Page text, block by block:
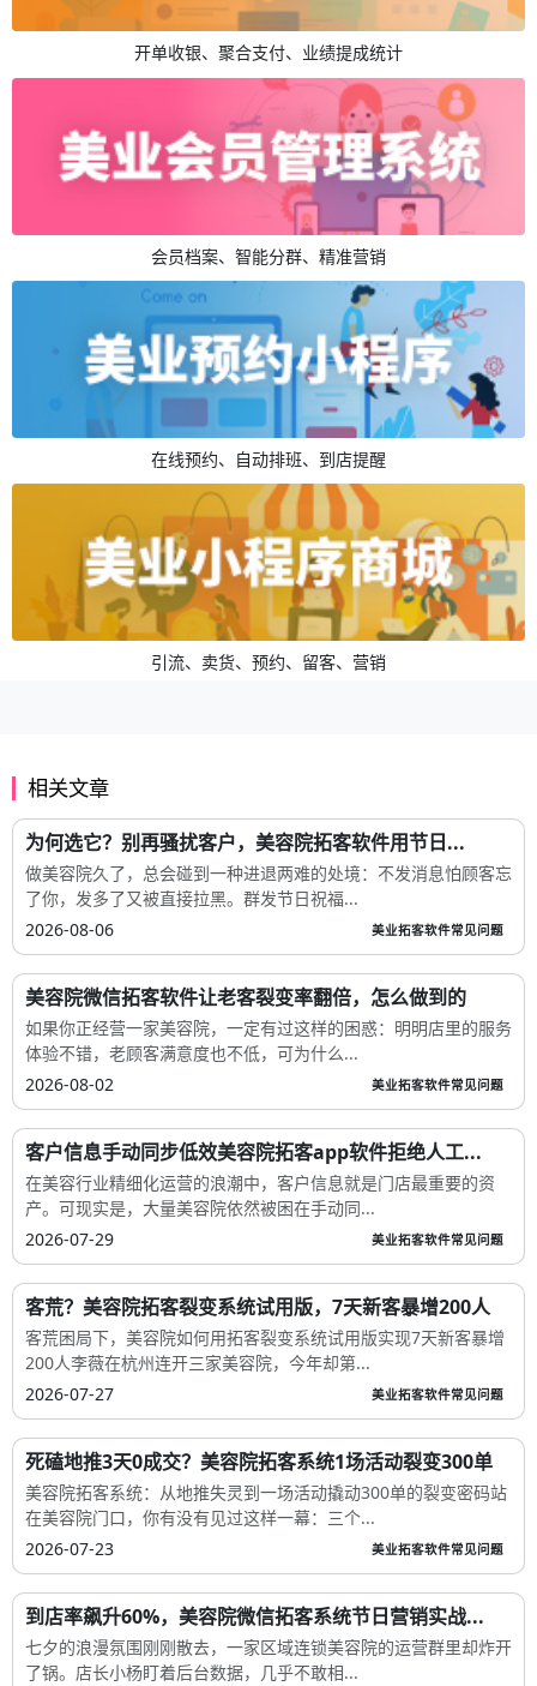
开单收银、聚合支付、业绩提成统计
会员档案、智能分群、精准营销
在线预约、自动排班、到店提醒
引流、卖货、预约、留客、营销
相关文章
为何选它？别再骚扰客户，美容院拓客软件用节日...
做美容院久了，总会碰到一种进退两难的处境：不发消息怕顾客忘
了你，发多了又被直接拉黑。群发节日祝福...
2026-08-06
美业拓客软件常见问题
美容院微信拓客软件让老客裂变率翻倍，怎么做到的
如果你正经营一家美容院，一定有过这样的困惑：明明店里的服务
体验不错，老顾客满意度也不低，可为什么...
2026-08-02
美业拓客软件常见问题
客户信息手动同步低效美容院拓客app软件拒绝人工...
在美容行业精细化运营的浪潮中，客户信息就是门店最重要的资
产。可现实是，大量美容院依然被困在手动同...
2026-07-29
美业拓客软件常见问题
客荒？美容院拓客裂变系统试用版，7天新客暴增200人
客荒困局下，美容院如何用拓客裂变系统试用版实现7天新客暴增
200人李薇在杭州连开三家美容院，今年却第...
2026-07-27
美业拓客软件常见问题
死磕地推3天0成交？美容院拓客系统1场活动裂变300单
美容院拓客系统：从地推失灵到一场活动撬动300单的裂变密码站
在美容院门口，你有没有见过这样一幕：三个...
2026-07-23
美业拓客软件常见问题
到店率飙升60%，美容院微信拓客系统节日营销实战...
七夕的浪漫氛围刚刚散去，一家区域连锁美容院的运营群里却炸开
了锅。店长小杨盯着后台数据，几乎不敢相...